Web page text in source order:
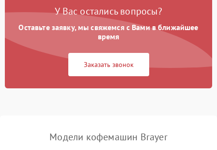
У Вас остались вопросы?
Оставьте заявку, мы свяжемся с Вами в ближайшее
время
Заказать звонок
Модели кофемашин Brayer